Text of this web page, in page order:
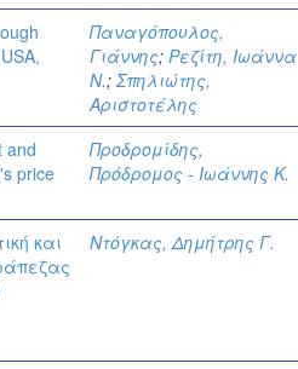
Παναγόπουλος,
Γιάννης;Ρεζίτη, Ιωάννα
Ν.;Σπηλιώτης,
Αριστοτέλης
and
price
Προδρομίδης,
Πρόδρομος - Ιωάννης Κ.
και
Ντόγκας, Δημήτρης Γ.